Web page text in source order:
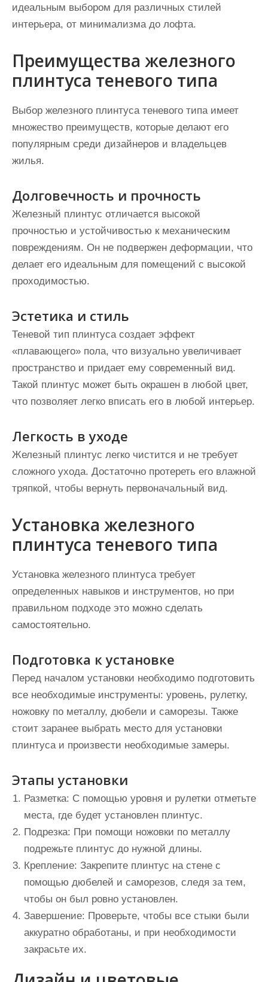
идеальным выбором для различных стилей
интерьера, от минимализма до лофта.
Преимущества железного
плинтуса теневого типа
Выбор железного плинтуса теневого типа имеет
множество преимуществ, которые делают его
популярным среди дизайнеров и владельцев
жилья.
Долговечность и прочность
Железный плинтус отличается высокой
прочностью и устойчивостью к механическим
повреждениям. Он не подвержен деформации, что
делает его идеальным для помещений с высокой
проходимостью.
Эстетика и стиль
Теневой тип плинтуса создает эффект
«плавающего» пола, что визуально увеличивает
пространство и придает ему современный вид.
Такой плинтус может быть окрашен в любой цвет,
что позволяет легко вписать его в любой интерьер.
Легкость в уходе
Железный плинтус легко чистится и не требует
сложного ухода. Достаточно протереть его влажной
тряпкой, чтобы вернуть первоначальный вид.
Установка железного
плинтуса теневого типа
Установка железного плинтуса требует
определенных навыков и инструментов, но при
правильном подходе это можно сделать
самостоятельно.
Подготовка к установке
Перед началом установки необходимо подготовить
все необходимые инструменты: уровень, рулетку,
ножовку по металлу, дюбели и саморезы. Также
стоит заранее выбрать место для установки
плинтуса и произвести необходимые замеры.
Этапы установки
Разметка: С помощью уровня и рулетки отметьте
места, где будет установлен плинтус.
Подрезка: При помощи ножовки по металлу
подрежьте плинтус до нужной длины.
Крепление: Закрепите плинтус на стене с
помощью дюбелей и саморезов, следя за тем,
чтобы он был ровно установлен.
Завершение: Проверьте, чтобы все стыки были
аккуратно обработаны, и при необходимости
закрасьте их.